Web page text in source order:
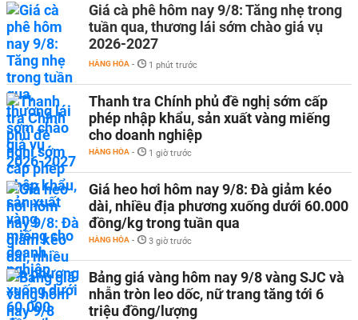
Giá cà phê hôm nay 9/8: Tăng nhẹ trong
tuần qua, thương lái sớm chào giá vụ
2026-2027
HÀNG HÓA - 1 phút trước
Thanh tra Chính phủ đề nghị sớm cấp
phép nhập khẩu, sản xuất vàng miếng
cho doanh nghiệp
HÀNG HÓA - 1 giờ trước
Giá heo hơi hôm nay 9/8: Đà giảm kéo
dài, nhiều địa phương xuống dưới 60.000
đồng/kg trong tuần qua
HÀNG HÓA - 3 giờ trước
Bảng giá vàng hôm nay 9/8 vàng SJC và
nhẫn tròn leo dốc, nữ trang tăng tới 6
triệu đồng/lượng